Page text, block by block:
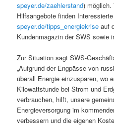
speyer.de/zaehlerstand) möglich.
Hilfsangebote finden
speyer.de/tipps_energiekrise auf
Kundenmagazin der SWS sowie
Zur Situation sagt SWS-
„Aufgrund der Engpässe von
überall Energie einzusparen, wo
Kilowattstunde bei Strom und
verbrauchen, hilft, unsere
Energieversorgung im
verbessern und die eigenen